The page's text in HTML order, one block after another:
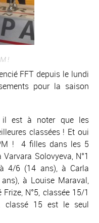
!
FFT depuis le lundi
pour la saison
il est à noter que les
classées ! Et oui
! 4 filles dans les 5
Solovyeva, N°1
4/6 (14 ans), à Carla
à Louise Maraval,
N°5, classée 15/1
classé 15 est le seul